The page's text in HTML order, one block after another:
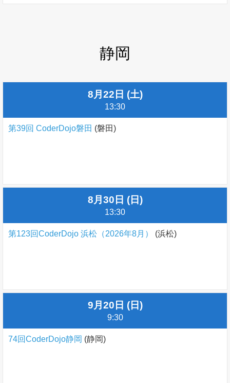
静岡
8月22日 (土)
13:30
第39回 CoderDojo磐田 (磐田)
8月30日 (日)
13:30
第123回CoderDojo 浜松（2026年8月） (浜松)
9月20日 (日)
9:30
74回CoderDojo静岡 (静岡)